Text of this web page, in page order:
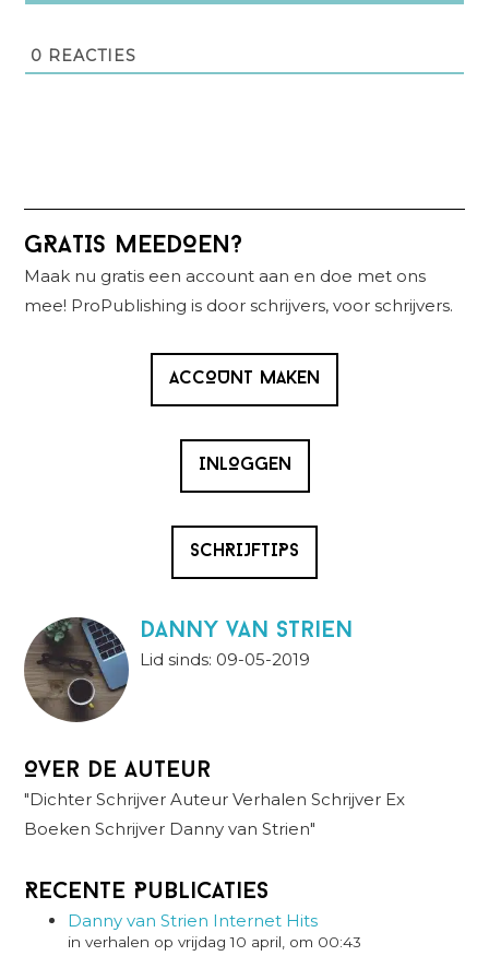
0 REACTIES
Primaire
Sidebar
GRATIS MEEDOEN?
Maak nu gratis een account aan en doe met ons
mee! ProPublishing is door schrijvers, voor schrijvers.
ACCOUNT MAKEN
INLOGGEN
SCHRIJFTIPS
danny van strien
Lid sinds: 09-05-2019
Over de auteur
"Dichter Schrijver Auteur Verhalen Schrijver Ex
Boeken Schrijver Danny van Strien"
Recente Publicaties
Danny van Strien Internet Hits
in verhalen op vrijdag 10 april, om 00:43